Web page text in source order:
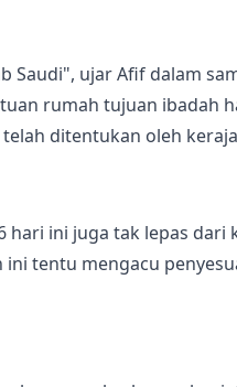
Saudi", ujar Afif dalam
rumah tujuan ibadah
ditentukan oleh
hari ini juga tak lepas dari
tentu mengacu